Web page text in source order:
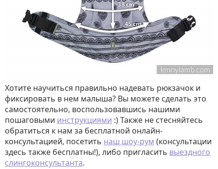
Хотите научиться правильно надевать рюкзачок и
фиксировать в нем малыша? Вы можете сделать это
самостоятельно, воспользовавшись нашими
пошаговыми инструкциями :) Также не стесняйтесь
обратиться к нам за бесплатной онлайн-
консультацией, посетить наш шоу-рум (консультации
здесь также бесплатны!), либо пригласить выездного
слингоконсультанта.